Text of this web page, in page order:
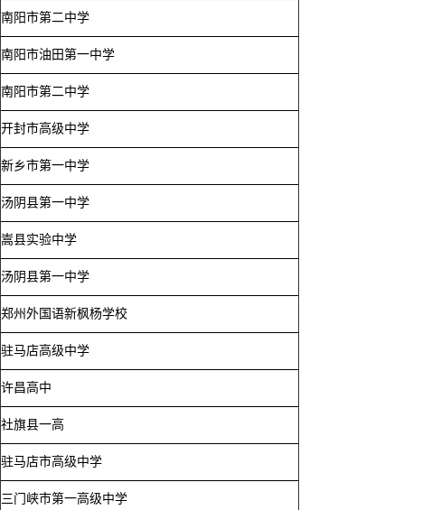
南阳市第二中学
南阳市油田第一中学
南阳市第二中学
开封市高级中学
新乡市第一中学
汤阴县第一中学
嵩县实验中学
汤阴县第一中学
郑州外国语新枫杨学校
驻马店高级中学
许昌高中
社旗县一高
驻马店市高级中学
三门峡市第一高级中学